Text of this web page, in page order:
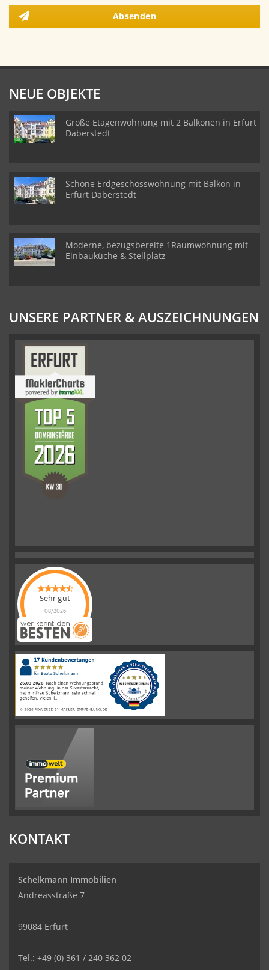
Absenden
NEUE OBJEKTE
Große Etagenwohnung mit 2 Balkonen in Erfurt
Daberstedt
Schöne Erdgeschosswohnung mit Balkon in
Erfurt Daberstedt
Moderne, bezugsbereite 1Raumwohnung mit
Einbauküche & Stellplatz
UNSERE PARTNER & AUSZEICHNUNGEN
Sehr gut
08/2026
Schelkmann
Immobilienhat
|110Schelkmann
ImmobilienBewertungen
auf
werkenntdenBESTEN.de
KONTAKT
Schelkmann Immobilien
Andreasstraße 7
99084 Erfurt
Tel.: +49 (0) 361 / 240 362 02